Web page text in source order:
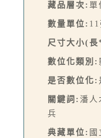
藏品層次: 單
數量單位:
尺寸大小(
數位化類別:
是否數位化:
關鍵詞: 潘人
兵
典藏單位: